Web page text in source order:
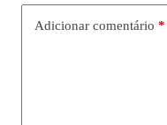
Adicionar comentário *